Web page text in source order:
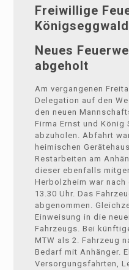
Freiwillige
Königseggwald
Neues
abgeholt
Am vergangenen
Delegation auf den
den neuen
Firma Ernst und König
abzuholen. Abfahrt
heimischen
Restarbeiten am
dieser ebenfalls
Herbolzheim war nach
13.30 Uhr. Das
abgenommen.
Einweisung in die
Fahrzeugs. Bei
MTW als 2. Fahrzeug
Bedarf mit Anhänger.
Versorgungsfahrten,